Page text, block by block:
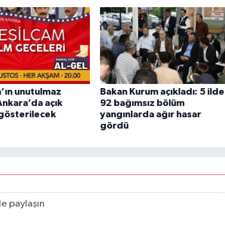
unutulmaz
açık
Bakan Kurum açıkladı: 5 ilde
92 bağımsız bölüm
yangınlarda ağır hasar
gördü